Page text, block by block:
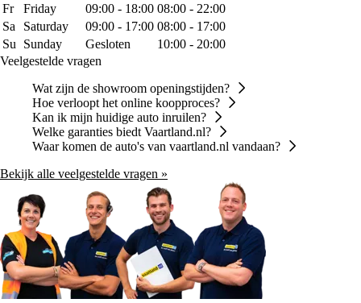
Fr
Friday 09:00 - 18:00 08:00 - 22:00
Sa
Saturday 09:00 - 17:00 08:00 - 17:00
Su
Sunday Gesloten
10:00 - 20:00
Veelgestelde vragen
Wat zijn de showroom openingstijden?
Hoe verloopt het online koopproces?
Kan ik mijn huidige auto inruilen?
Welke garanties biedt Vaartland.nl?
Waar komen de auto's van vaartland.nl vandaan?
Bekijk alle veelgestelde vragen »